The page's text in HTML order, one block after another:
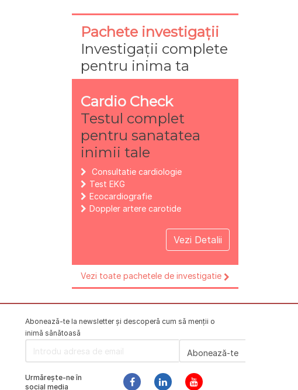
Pachete investigații
Investigații complete
pentru inima ta
Cardio Check
Testul complet
pentru sanatatea
inimii tale
Consultatie cardiologie
Test EKG
Ecocardiografie
Doppler artere carotide
Vezi Detalii
Vezi toate pachetele de investigatie
Abonează-te la newsletter și descoperă cum să menții o
inimă sănătoasă
Urmărește-ne în
social media